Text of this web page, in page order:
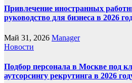
Привлечение иностранных
руководство для бизнеса в 2026
Май 31, 2026 Manager
Новости
Подбор персонала в Москве под
аутсорсингу рекрутинга в 2026